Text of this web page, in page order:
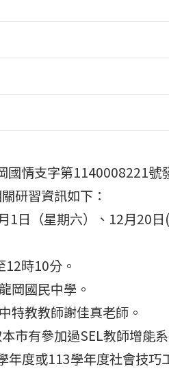
國情支字第1140008221號
研習資訊如下：
1日（星期六）、12月20
時10分。
岡國民中學。
特教教師謝佳真老師。
市有參加過SEL教師增能
年度或113學年度社會技